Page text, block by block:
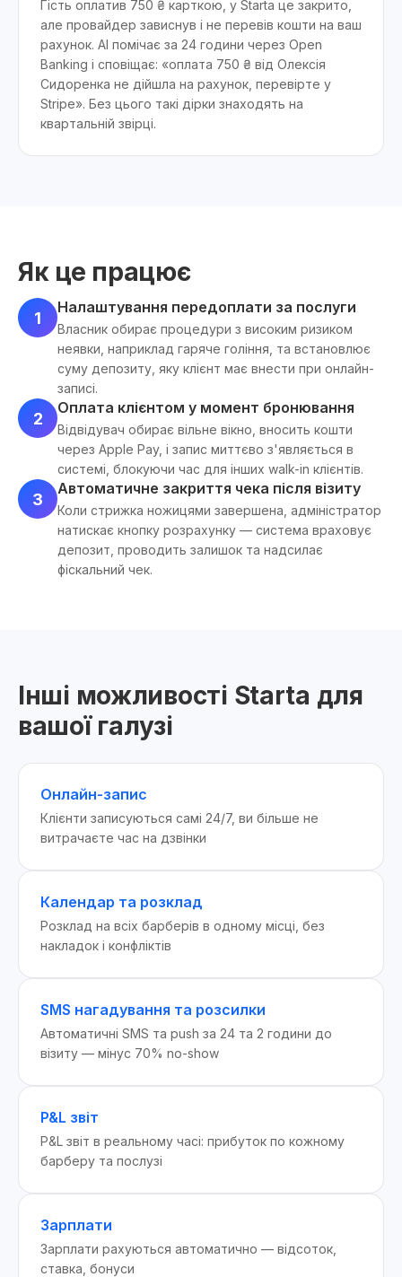
Гість оплатив 750 ₴ карткою, у Starta це закрито,
але провайдер зависнув і не перевів кошти на ваш
рахунок. AI помічає за 24 години через Open
Banking і сповіщає: «оплата 750 ₴ від Олексія
Сидоренка не дійшла на рахунок, перевірте у
Stripe». Без цього такі дірки знаходять на
квартальній звірці.
Як це працює
1
Налаштування передоплати за послуги
Власник обирає процедури з високим ризиком
неявки, наприклад гаряче гоління, та встановлює
суму депозиту, яку клієнт має внести при онлайн-
записі.
2
Оплата клієнтом у момент бронювання
Відвідувач обирає вільне вікно, вносить кошти
через Apple Pay, і запис миттєво з'являється в
системі, блокуючи час для інших walk-in клієнтів.
3
Автоматичне закриття чека після візиту
Коли стрижка ножицями завершена, адміністратор
натискає кнопку розрахунку — система враховує
депозит, проводить залишок та надсилає
фіскальний чек.
Інші можливості Starta для
вашої галузі
Онлайн-запис
Клієнти записуються самі 24/7, ви більше не
витрачаєте час на дзвінки
Календар та розклад
Розклад на всіх барберів в одному місці, без
накладок і конфліктів
SMS нагадування та розсилки
Автоматичні SMS та push за 24 та 2 години до
візиту — мінус 70% no-show
P&L звіт
P&L звіт в реальному часі: прибуток по кожному
барберу та послузі
Зарплати
Зарплати рахуються автоматично — відсоток,
ставка, бонуси